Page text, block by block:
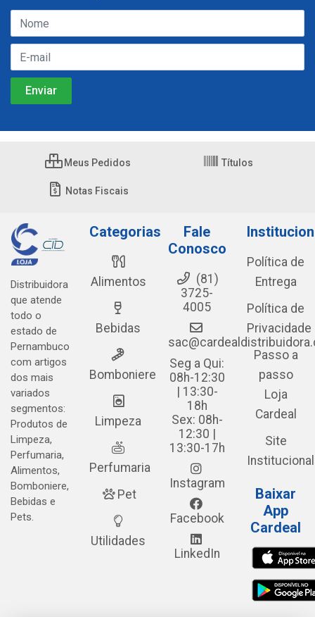
Meus Pedidos Títulos
Notas Fiscais
Distribuidora
que atende
todo o
estado de
Pernambuco
com artigos
dos mais
variados
segmentos:
Produtos de
Limpeza,
Perfumaria,
Alimentos,
Bomboniere,
Bebidas e
Pets.
Categorias
Alimentos
Bebidas
Bomboniere
Limpeza
Perfumaria
Pet
Utilidades
Fale
Conosco
(81)
3725-
4005
Seg a Qui:
08h-12:30
| 13:30-
18h
Sex: 08h-
12:30 |
13:30-17h
Instagram
Facebook
LinkedIn
Política de
Entrega
Política de
Privacidade
Passo a
passo
Loja
Cardeal
Site
Institucional
Baixar
App
Cardeal